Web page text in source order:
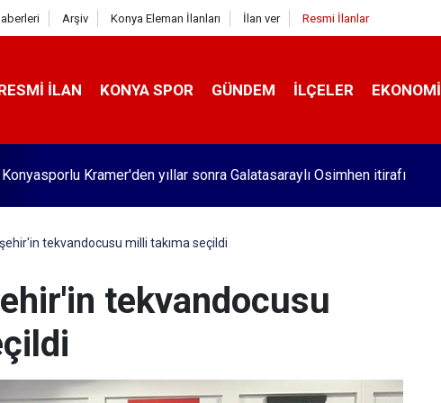
Arşiv Konya Eleman İlanları İlan ver Resmi İlanlar
İLAN KONYA SPOR GÜNDEM İLÇELER EKONOMI
Konyasporlu Kramer'den yıllar sonra Galatasaraylı Osimhen itirafı
tekvandocusu milli takıma seçildi
tekvandocusu